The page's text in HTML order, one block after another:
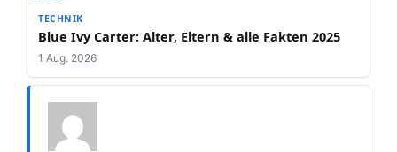
TECHNIK
Blue Ivy Carter: Alter, Eltern & alle Fakten 2025
1 Aug. 2026